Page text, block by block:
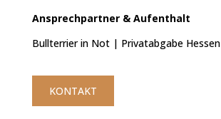
Ansprechpartner &Aufenthalt
Bullterrier in Not | Privatabgabe Hessen
KONTAKT